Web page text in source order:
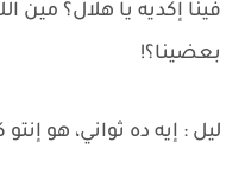
فينا إكديه يا هلال؟ مين
بعضينا؟!
ليل : إيه ده ثواني، هو